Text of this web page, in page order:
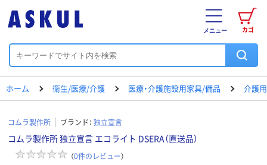
カゴ
メニュー
ホーム 衛生/医療/介護 医療・介護施設用家具/備品 介護
コムラ製作所 ブランド： 独立宣言
コムラ製作所 独立宣言 エコライト DSERA（直送品）
（0件のレビュー）